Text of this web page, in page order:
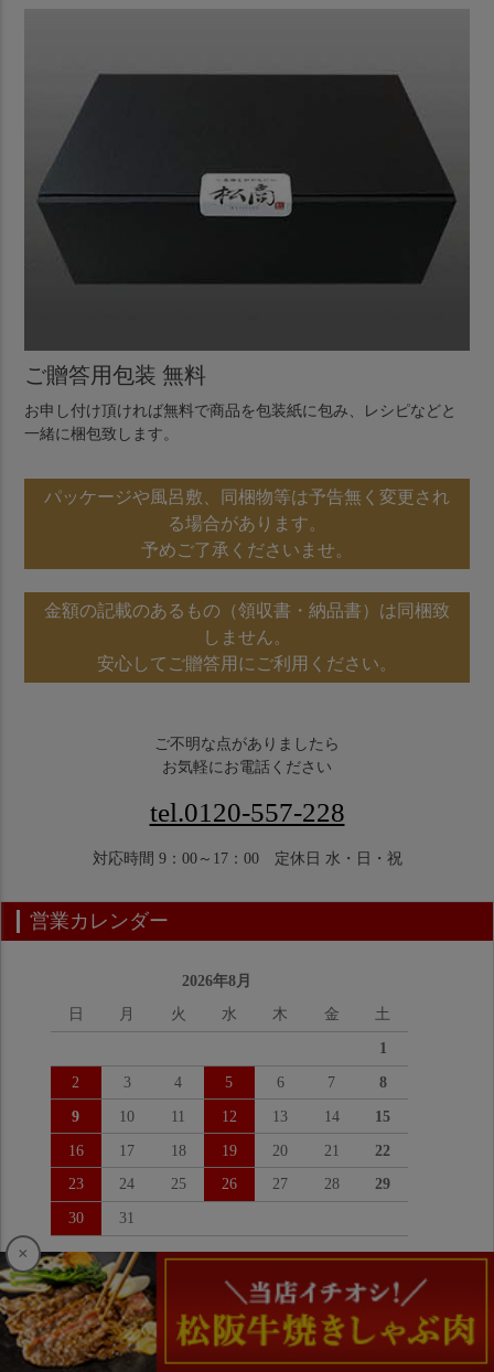
ご贈答用包装 無料
お申し付け頂ければ無料で商品を包装紙に包み、レシピなどと
一緒に梱包致します。
パッケージや風呂敷、同梱物等は予告無く変更され
る場合があります。
予めご了承くださいませ。
金額の記載のあるもの（領収書・納品書）は同梱致
しません。
安心してご贈答用にご利用ください。
ご不明な点がありましたら
お気軽にお電話ください
tel.0120-557-228
対応時間 9：00～17：00 定休日 水・日・祝
営業カレンダー
2026年8月
日 月 火 水 木 金 土
1
2 3 4 5 6 7 8
9 10 11 12 13 14 15
16 17 18 19 20 21 22
23 24 25 26 27 28 29
30 31
2026年9月
日 月 火 水 木 金
1 2 3 4
×